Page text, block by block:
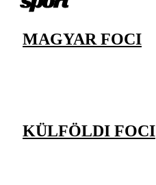
MAGYAR FOCI
KÜLFÖLDI FOCI